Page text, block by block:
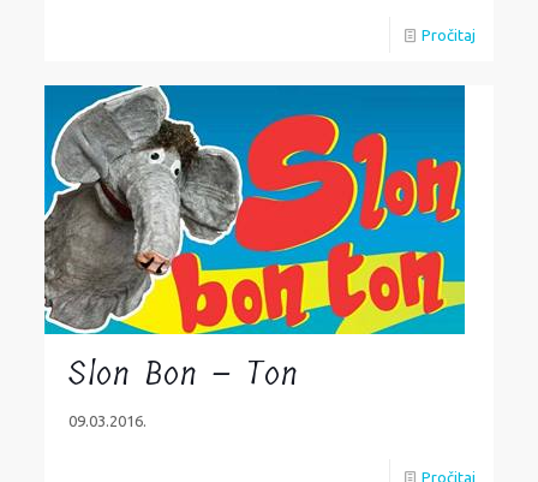
Pročitaj
Slon Bon – Ton
09.03.2016.
Pročitaj